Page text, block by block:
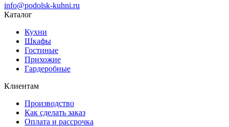
info@podolsk-kuhni.ru
Каталог
Кухни
Шкафы
Гостиные
Прихожие
Гардеробные
Клиентам
Производство
Как сделать заказ
Оплата и рассрочка